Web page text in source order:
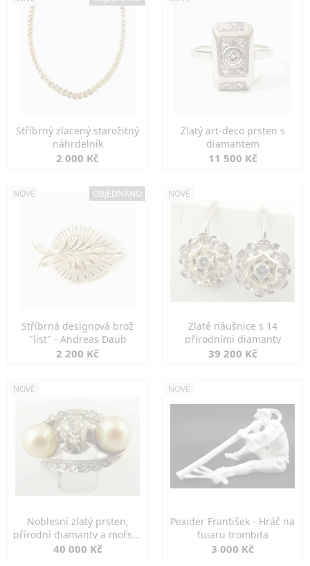
Stříbrný zlacený starožitný
náhrdelník
2 000 Kč
Zlatý art-deco prsten s
diamantem
11 500 Kč
NOVÉ OBJEDNÁNO
Stříbrná designová brož
"list" - Andreas Daub
2 200 Kč
NOVÉ
Zlaté náušnice s 14
přírodními diamanty
39 200 Kč
NOVÉ
Noblesní zlatý prsten,
přírodní diamanty a mořské
perly
40 000 Kč
NOVÉ
Pexider František - Hráč na
fujaru trombita
3 000 Kč